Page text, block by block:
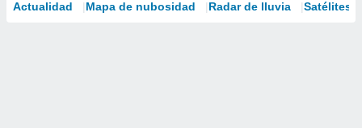
Actualidad Mapa de nubosidad Radar de lluvia Satélites